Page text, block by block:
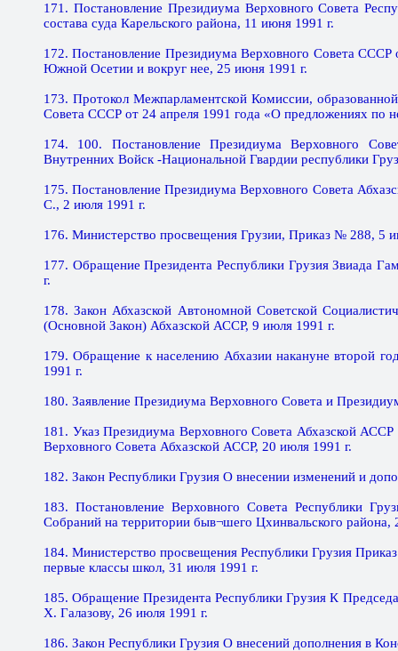
171. Постановление Президиума Верховного Совета
состава суда Карельского района, 11 июня 1991 г.
172. Постановление Президиума Верховного Совета СССР
Южной Осетии и вокруг нее, 25 июня 1991 г.
173. Протокол Межпарламентской Комиссии,
Совета СССР от 24 апреля 1991 года «О предложениях по
174. 100. Постановление Президиума Верховного
Внутренних Войск -Национальной Гвардии республики
175. Постановление Президиума Верховного Совета
С., 2 июля 1991 г.
176. Министерство просвещения Грузии, Приказ № 288, 5
177. Обращение Президента Республики Грузия Звиада
г.
178. Закон Абхазской Автономной Советской
(Основной Закон) Абхазской АССР, 9 июля 1991 г.
179. Обращение к населению Абхазии накануне второй
1991 г.
180. Заявление Президиума Верховного Совета и
181. Указ Президиума Верховного Совета Абхазской
Верховного Совета Абхазской АССР, 20 июля 1991 г.
182. Закон Республики Грузия О внесении изменений и
183. Постановление Верховного Совета Республики
Собраний на территории быв¬шего Цхинвальского района,
184. Министерство просвещения Республики Грузия
первые классы школ, 31 июля 1991 г.
185. Обращение Президента Республики Грузия К
Х. Галазову, 26 июля 1991 г.
186. Закон Республики Грузия О внесений дополнения в